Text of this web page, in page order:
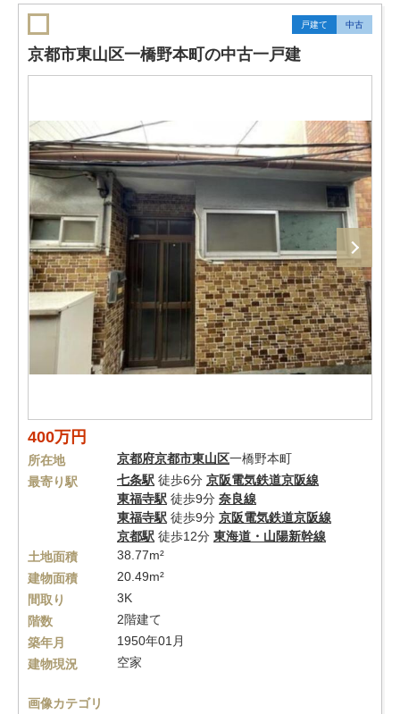
戸建て 中古
京都市東山区一橋野本町の中古一戸建
400万円
所在地 京都府京都市東山区一橋野本町
最寄り駅
七条駅 徒歩6分 京阪電気鉄道京阪線
東福寺駅 徒歩9分 奈良線
東福寺駅 徒歩9分 京阪電気鉄道京阪線
京都駅 徒歩12分 東海道・山陽新幹線
土地面積
38.77m²
建物面積
20.49m²
間取り
3K
階数
2階建て
築年月
1950年01月
建物現況
空家
画像カテゴリ